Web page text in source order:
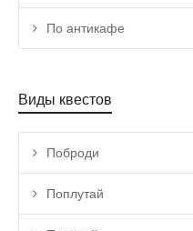
По антикафе
Виды квестов
Поброди
Поплутай